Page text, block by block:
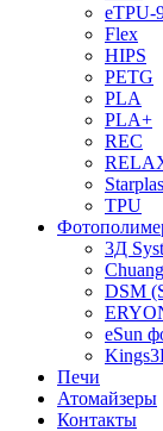
eTPU-
Flex
HIPS
PETG
PLA
PLA+
REC
TPU
3Д
DSM
eSun
Печи
Атомайзеры
Контакты